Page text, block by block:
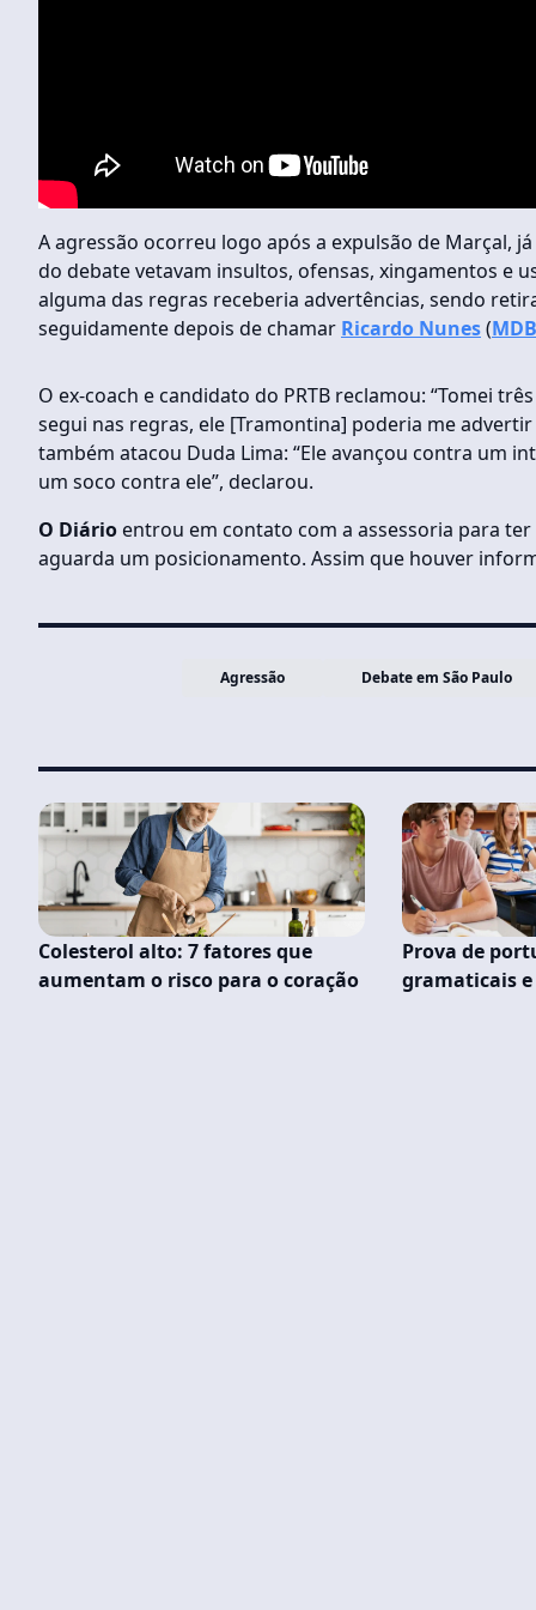
A agressão ocorreu logo após a expulsão de Marçal,
do debate vetavam insultos, ofensas, xingamentos e
alguma das regras receberia advertências, sendo
seguidamente depois de chamar Ricardo Nunes(MDB
O ex-coach e candidato do PRTB reclamou: “Tomei
segui nas regras, ele [Tramontina] poderia me
também atacou Duda Lima: “Ele avançou contra um
um soco contra ele”, declarou.
O Diário entrou em contato com a assessoria para
aguarda um posicionamento. Assim que houver
Agressão Debate em São Paulo
Colesterol alto: 7 fatores que
aumentam o risco para o coração
Prova de
gramaticais